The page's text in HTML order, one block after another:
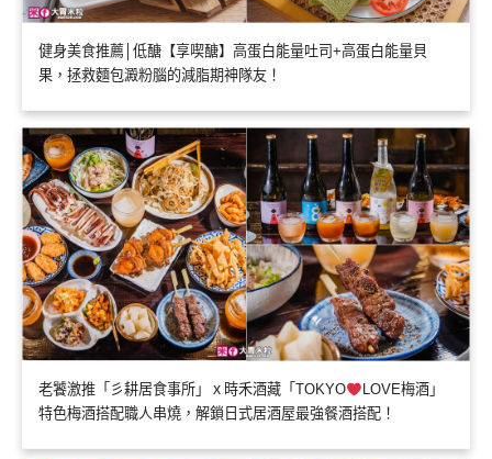
健身美食推薦│低醣【享喫醣】高蛋白能量吐司+高蛋白能量貝
果，拯救麵包澱粉腦的減脂期神隊友！
老饕激推「彡耕居食事所」ｘ時禾酒藏「TOKYO
LOVE梅酒」
特色梅酒搭配職人串燒，解鎖日式居酒屋最強餐酒搭配！